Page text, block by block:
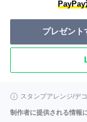
PayPay
プレゼント
スタンプアレンジ/デ
制作者に提供される情報